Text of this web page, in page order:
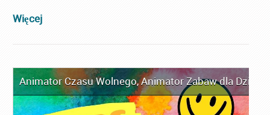
Więcej
Animator Czasu Wolnego,Animator Zabaw dla Dzieci